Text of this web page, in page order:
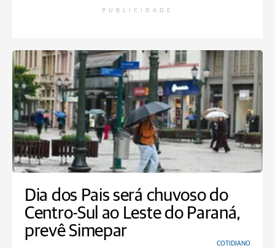
PUBLICIDADE
Dia dos Pais será chuvoso do
Centro-Sul ao Leste do Paraná,
prevê Simepar
COTIDIANO